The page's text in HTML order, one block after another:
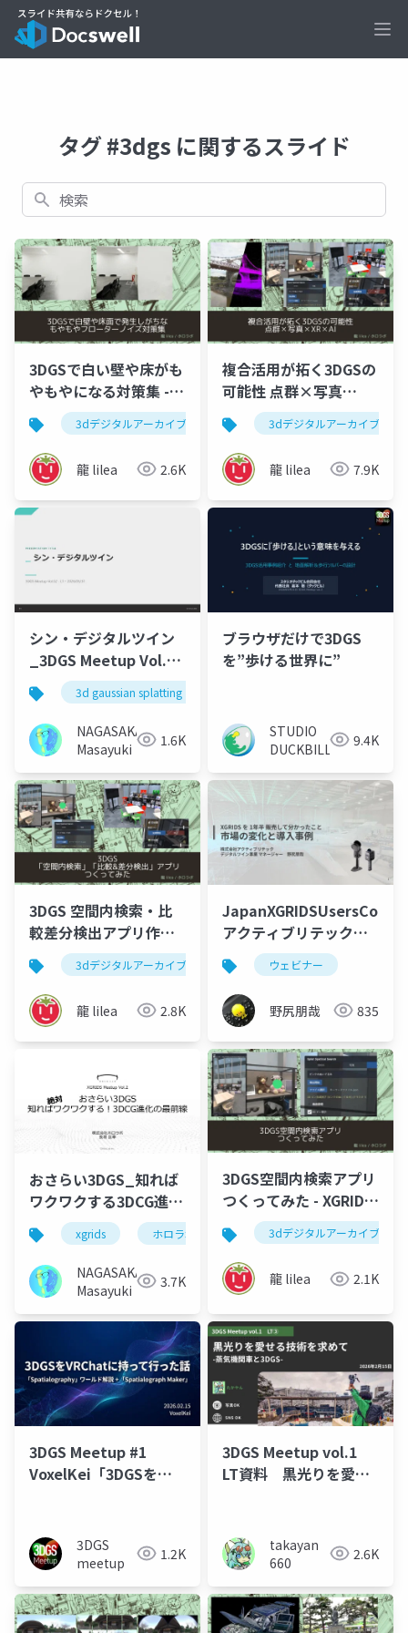
タグ #3dgs に関するスライド
検索
3DGSで白い壁や床がも
やもやになる対策集 -
3D Scan meetup in
SHIZUOKA vol.2
3dデジタルアーカイブ 3d gaussian splatting
龍 lilea 2.6K
複合活用が拓く3DGSの
可能性 点群×写真
×XR×AI - 測量･地理空
間情報イノベーション
大会 2026
3dデジタルアーカイブ
龍 lilea 7.9K
シン・デジタルツイン
_3DGS Meetup Vol.2
LT
3d gaussian splatting
NAGASAKA
Masayuki
1.6K
ブラウザだけで3DGS
を”歩ける世界に”
STUDIO
DUCKBILL
9.4K
3DGS 空間内検索・比
較差分検出アプリ作っ
てみた - 3DGS meetup
vol2
3dデジタルアーカイブ 3dgs
龍 lilea 2.8K
アクティブリテック野
尻
ウェビナー
野尻朋哉 835
おさらい3DGS_知れば
ワクワクする3DCG進化
の最前線xgrids ホロラボ jxuc 3dgs
NAGASAKA
Masayuki
3.7K
3DGS空間内検索アプリ
つくってみた - XGRIDS
meetup vol23dデジタルアーカイブ
龍 lilea 2.1K
3DGS Meetup #1
VoxelKei「3DGSを
ワールド」
3DGS
meetup
1.2K
3DGS Meetup vol.1
LT資料 黒光りを愛せ
takayan
660
2.6K